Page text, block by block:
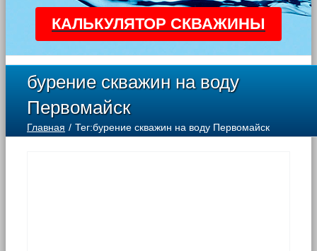
КАЛЬКУЛЯТОР СКВАЖИНЫ
бурение скважин на воду
Первомайск
Главная Тег:бурение скважин на воду Первомайск